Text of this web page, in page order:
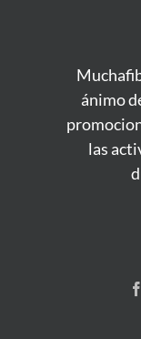
ánimo
las